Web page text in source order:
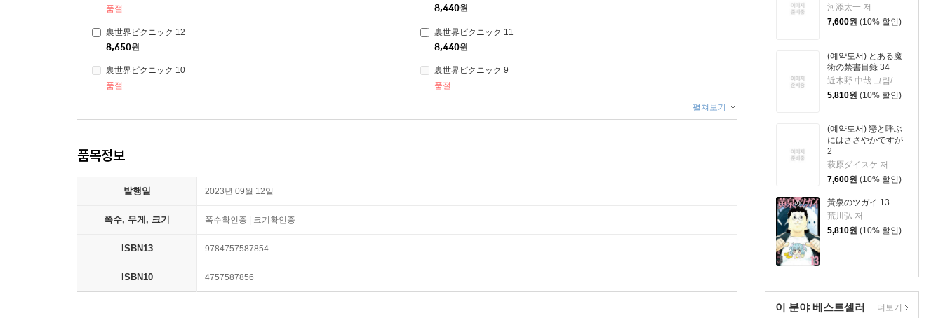
河添太一 저
7,600원 (10% 할인)
(예약도서) とある魔
術の禁書目錄 34
近木野 中哉 그림/鎌池 和馬 원작
5,810원 (10% 할인)
(예약도서) 戀と呼ぶ
にはささやかですが
2
萩原ダイスケ 저
7,600원 (10% 할인)
黃泉のツガイ 13
荒川弘 저
5,810원 (10% 할인)
이 분야 베스트셀러 더보기
품절
8,440원
裏世界ピクニック 12
8,650원
裏世界ピクニック 11
8,440원
裏世界ピクニック 10
품절
裏世界ピクニック 9
품절
펼쳐보기
품목정보
발행일 2023년 09월 12일
쪽수, 무게, 크기 쪽수확인중 | 크기확인중
ISBN13 9784757587854
ISBN10 4757587856